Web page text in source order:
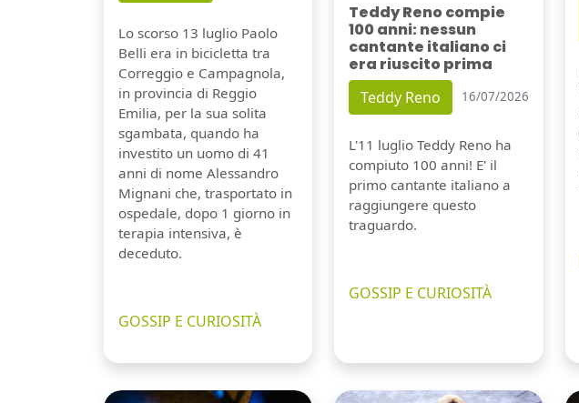
Lo scorso 13 luglio Paolo
Belli era in bicicletta tra
Correggio e Campagnola,
in provincia di Reggio
Emilia, per la sua solita
sgambata, quando ha
investito un uomo di 41
anni di nome Alessandro
Mignani che, trasportato in
ospedale, dopo 1 giorno in
terapia intensiva, è
deceduto.
GOSSIP E CURIOSITÀ
Teddy Reno compie
100 anni: nessun
cantante italiano ci
era riuscito prima
Teddy Reno 16/07/2026
L'11 luglio Teddy Reno ha
compiuto 100 anni! E' il
primo cantante italiano a
raggiungere questo
traguardo.
GOSSIP E CURIOSITÀ